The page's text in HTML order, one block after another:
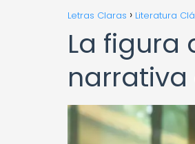
Letras Claras Literatura
La figura